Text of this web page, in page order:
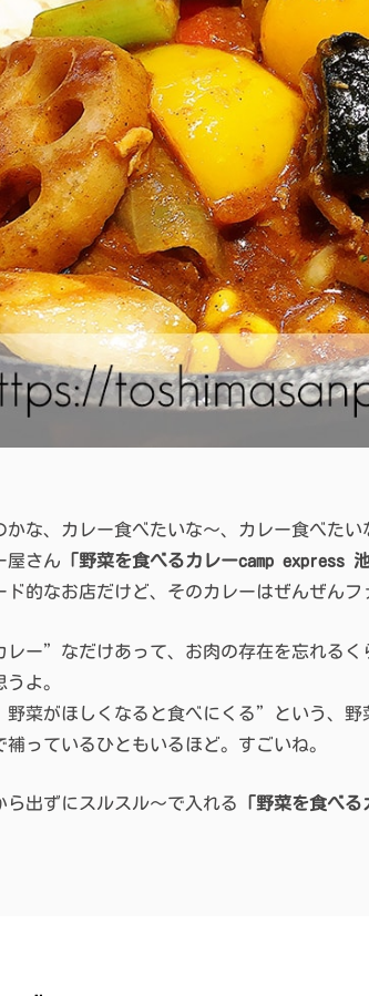
かな、カレー食べたいな〜、カレー食べた
屋さん 「野菜を食べるカレーcamp express 池
ド的なお店だけど、そのカレーはぜんぜんフ
レー”なだけあって、お肉の存在を忘れる
よ。
菜がほしくなると食べにくる”という、野
補っているひともいるほど。すごいね。
ら出ずにスルスル〜で入れる 「野菜を食べ